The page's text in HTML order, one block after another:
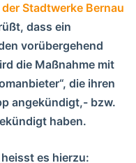
Stadtwerke Bernau
dass ein
vorübergehend
die Maßnahme mit
die ihren
angekündigt,- bzw.
haben.
es hierzu: